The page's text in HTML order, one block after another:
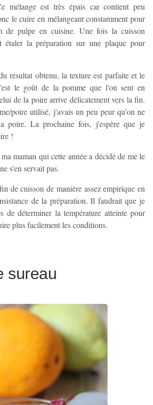
mélange est très épais car contient peu
le cuire en mélangeant constamment pour
de pulpe en cuisine. Une fois la cuisson
la préparation sur une plaque pour
résultat obtenu, la texture est parfaite et le
le goût de la pomme que l'on sent en
de la poire arrive délicatement vers la fin.
poire utilisé, j'avais un peu peur qu'on ne
poire. La prochaine fois, j'espère que je
!
maman qui cette année a décidé de me le
s'en servait pas.
de cuisson de manière assez empirique en
de la préparation. Il faudrait que je
de déterminer la température atteinte pour
plus facilement les conditions.
sureau